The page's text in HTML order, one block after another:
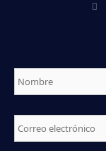
Nombre *
Correo
electrónico *